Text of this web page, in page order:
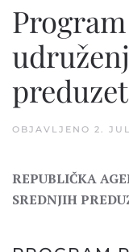
OBJAVLJENO 2.
REPUBLIČKA
SREDNJIH